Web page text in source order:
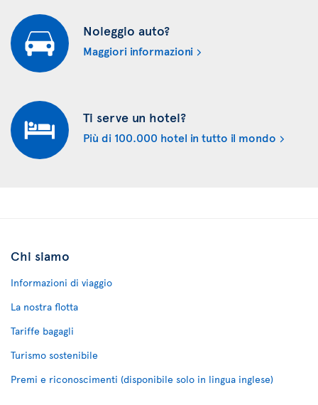
Noleggio auto?
Maggiori informazioni
Ti serve un hotel?
Più di 100.000 hotel in tutto il mondo
Chi siamo
Informazioni di viaggio
La nostra flotta
Tariffe bagagli
Turismo sostenibile
Premi e riconoscimenti (disponibile solo in lingua inglese)